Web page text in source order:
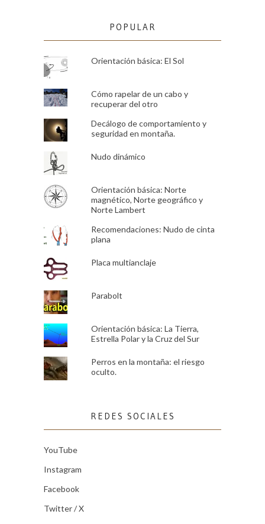
POPULAR
Orientación básica: El Sol
Cómo rapelar de un cabo y
recuperar del otro
Decálogo de comportamiento y
seguridad en montaña.
Nudo dinámico
Orientación básica: Norte
magnético, Norte geográfico y
Norte Lambert
Recomendaciones: Nudo de cinta
plana
Placa multianclaje
Parabolt
Orientación básica: La Tierra,
Estrella Polar y la Cruz del Sur
Perros en la montaña: el riesgo
oculto.
REDES SOCIALES
YouTube
Instagram
Facebook
Twitter / X